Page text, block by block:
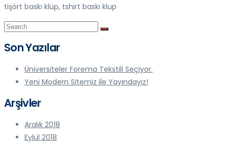
tişört baskı klüp, tshirt baskı klup
Son Yazılar
Üniversiteler Forema Tekstili Seçiyor.
Yeni Modern Sitemiz ile Yayındayız!
Arşivler
Aralık 2018
Eylül 2018